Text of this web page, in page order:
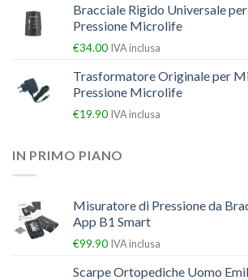
Bracciale Rigido Universale
Pressione Microlife
€34.00 IVA inclusa
Trasformatore Originale per
Pressione Microlife
€19.90 IVA inclusa
IN PRIMO PIANO
Misuratore di Pressione da
App B1 Smart
€99.90 IVA inclusa
Scarpe Ortopediche Uomo